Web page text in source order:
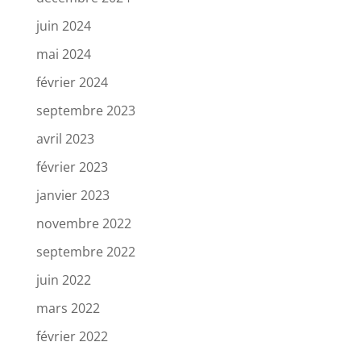
juin 2024
mai 2024
février 2024
septembre 2023
avril 2023
février 2023
janvier 2023
novembre 2022
septembre 2022
juin 2022
mars 2022
février 2022